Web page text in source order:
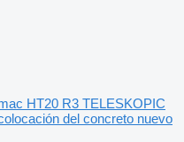
HT20 R3 TELESKOPIC
del concreto nuevo